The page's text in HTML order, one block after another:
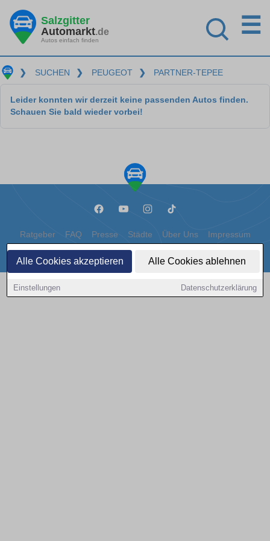
Alle Cookies akzeptieren Alle Cookies ablehnen
Einstellungen Datenschutzerklärung
Salzgitter
Automarkt.de
Autos einfach finden
☰
❯ SUCHEN ❯ PEUGEOT ❯ PARTNER-TEPEE
Leider konnten wir derzeit keine passenden Autos finden.
Schauen Sie bald wieder vorbei!
Ratgeber FAQ Presse Städte Über Uns Impressum
Datenschutz Cookies
Copyright © 2000 - 2026 | 1A Infosysteme GmbH | Content by: 1a-sites-autos